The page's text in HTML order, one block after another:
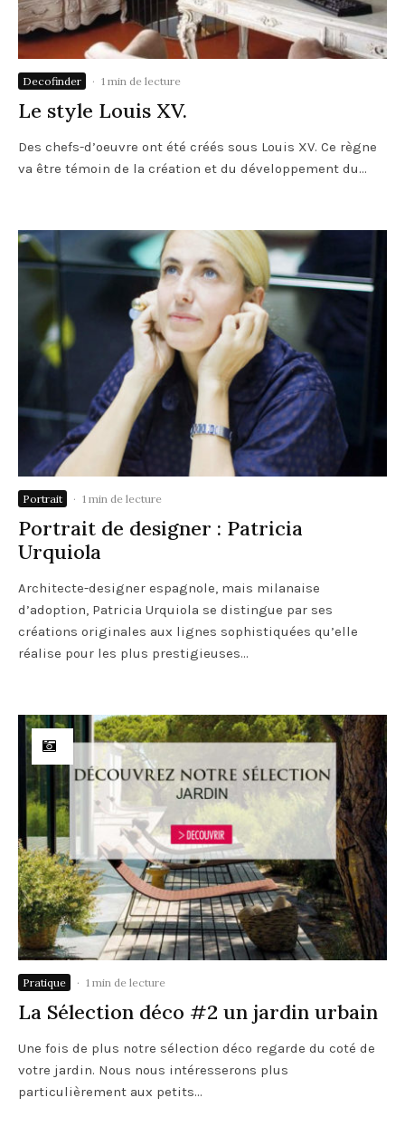
Decofinder · 1 min de lecture
Le style Louis XV.
Des chefs-d’oeuvre ont été créés sous Louis XV. Ce règne
va être témoin de la création et du développement du...
Portrait · 1 min de lecture
Portrait de designer : Patricia
Urquiola
Architecte-designer espagnole, mais milanaise
d’adoption, Patricia Urquiola se distingue par ses
créations originales aux lignes sophistiquées qu’elle
réalise pour les plus prestigieuses...
Pratique · 1 min de lecture
La Sélection déco #2 un jardin urbain
Une fois de plus notre sélection déco regarde du coté de
votre jardin. Nous nous intéresserons plus
particulièrement aux petits...